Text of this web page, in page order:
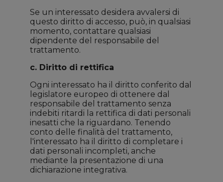
Se un interessato desidera avvalersi di
questo diritto di accesso, può, in qualsiasi
momento, contattare qualsiasi
dipendente del responsabile del
trattamento.
c. Diritto di rettifica
Ogni interessato ha il diritto conferito dal
legislatore europeo di ottenere dal
responsabile del trattamento senza
indebiti ritardi la rettifica di dati personali
inesatti che la riguardano. Tenendo
conto delle finalità del trattamento,
l'interessato ha il diritto di completare i
dati personali incompleti, anche
mediante la presentazione di una
dichiarazione integrativa.